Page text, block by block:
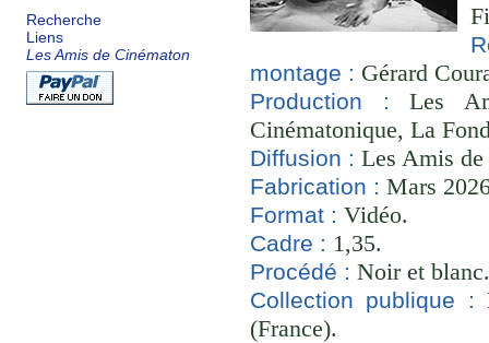
Recherche
Liens
Les Amis de Cinématon
montage : Gérard
Production :
Les
Cinématonique, La
Diffusion : Les Amis
Fabrication : Mars
Format : Vidéo.
Cadre : 1,35.
Procédé : Noir et
Collection publique :
(France).